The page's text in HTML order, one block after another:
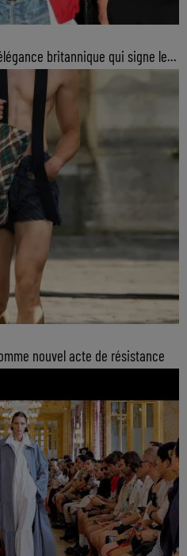
britannique qui signe le...
nouvel acte de résistance